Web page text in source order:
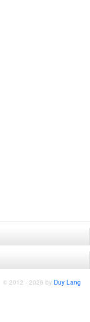
© 2012 - 2026 by Duy Lang